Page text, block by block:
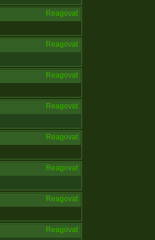
Reagovat
Reagovat
Reagovat
Reagovat
Reagovat
Reagovat
Reagovat
Reagovat